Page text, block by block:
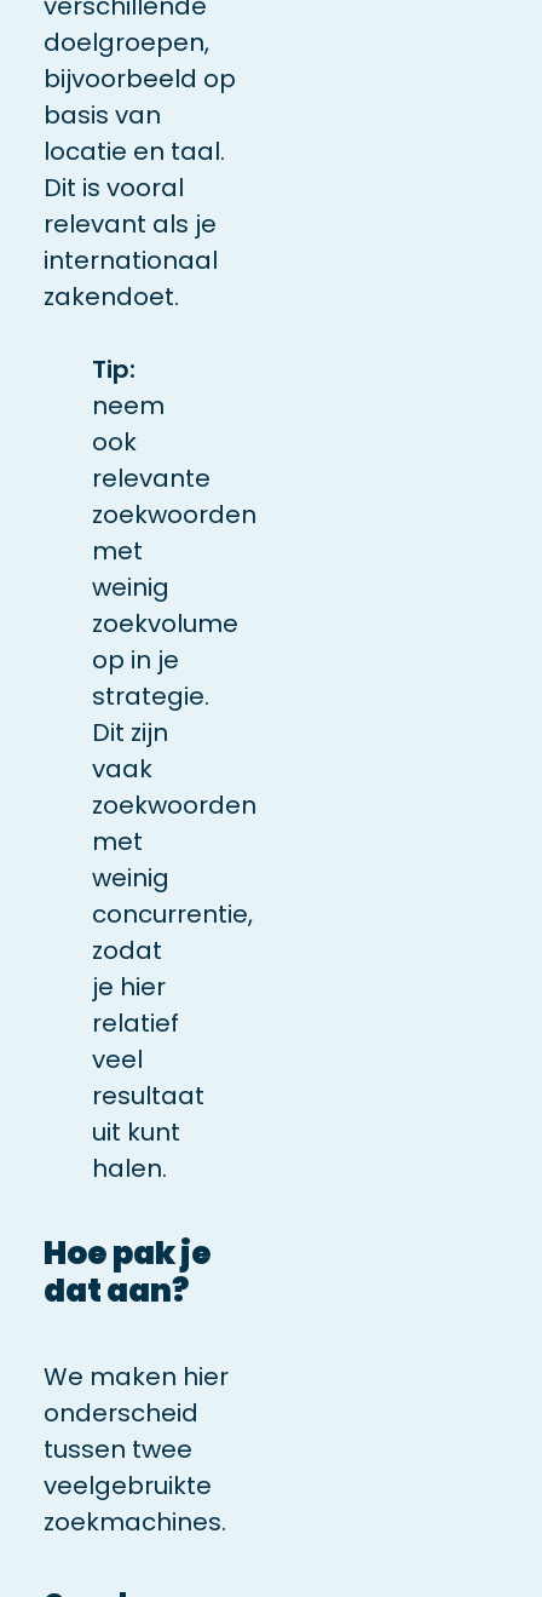
doelgroepen,
bijvoorbeeld op
basis van
locatie en taal.
Dit is vooral
relevant als je
internationaal
zakendoet.
Tip:
neem
ook
relevante
zoekwoorden
met
weinig
zoekvolume
op in je
strategie.
Dit zijn
vaak
zoekwoorden
met
weinig
concurrentie,
zodat
je hier
relatief
veel
resultaat
uit kunt
halen.
Hoe pak je
dat aan?
We maken hier
onderscheid
tussen twee
veelgebruikte
zoekmachines.